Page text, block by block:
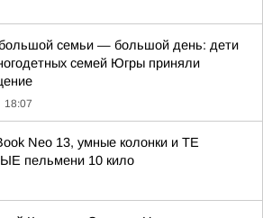
семьи — большой день: дети
семей Югры приняли
18:07
Neo 13, умные колонки и ТЕ
пельмени 10 кило